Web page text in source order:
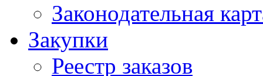
Законодательная
Закупки
Реестр заказов